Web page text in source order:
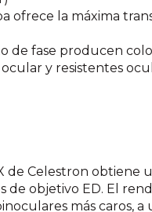
ofrece la máxima
de fase producen
y resistentes
de Celestron obtiene
de objetivo ED. El
más caros,